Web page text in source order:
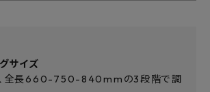
サイズ
、全長660-750-840mmの3段階で調